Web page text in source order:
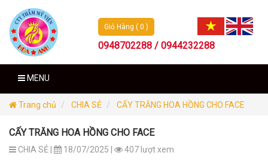
Giỏ Hàng ( 0 )
0948702288 / 0944232288
MENU
Trang chủ CHIA SẺ CẤY TRĂNG HOA HỒNG CHO FACE
CẤY TRĂNG HOA HỒNG CHO FACE
CHIA SẺ | 18/07/2025 | 407 lượt xem